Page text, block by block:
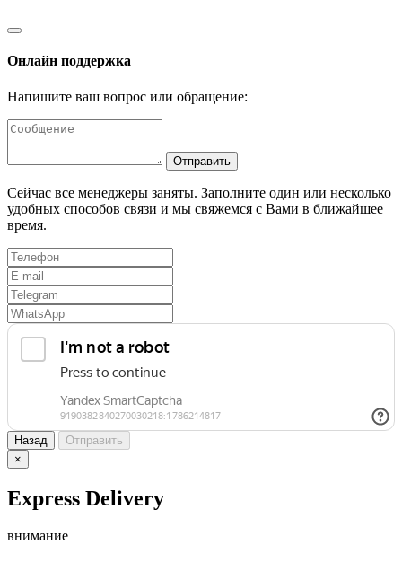
Онлайн поддержка
Напишите ваш вопрос или обращение:
Отправить
Сейчас все менеджеры заняты. Заполните один или несколько
удобных способов связи и мы свяжемся с Вами в ближайшее
время.
Назад
Отправить
×
Express Delivery
внимание